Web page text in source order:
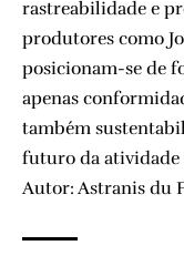
rastreabilidade e
produtores como
posicionam-se de
apenas
também
futuro da atividade
Autor: Astranis du